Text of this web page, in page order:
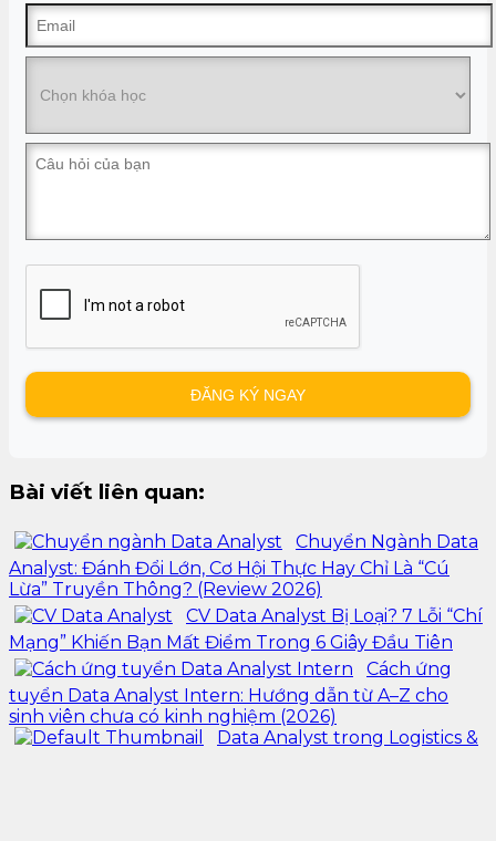
Bài viết liên quan:
Chuyển Ngành Data
Analyst: Đánh Đổi Lớn, Cơ Hội Thực Hay Chỉ Là “Cú
Lừa” Truyền Thông? (Review 2026)
CV Data Analyst Bị Loại? 7 Lỗi “Chí
Mạng” Khiến Bạn Mất Điểm Trong 6 Giây Đầu Tiên
Cách ứng
tuyển Data Analyst Intern: Hướng dẫn từ A–Z cho
sinh viên chưa có kinh nghiệm (2026)
Data Analyst trong Logistics &